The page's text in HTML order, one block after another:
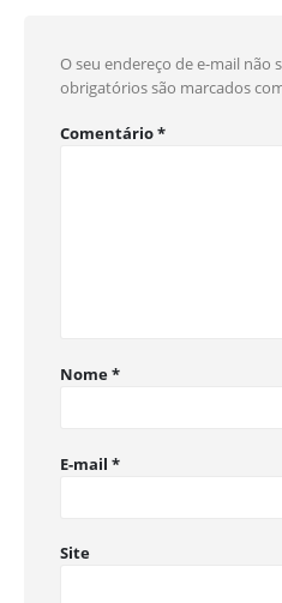
O seu endereço de e-mail não
obrigatórios são marcados
Comentário*
Nome*
E-mail *
Site